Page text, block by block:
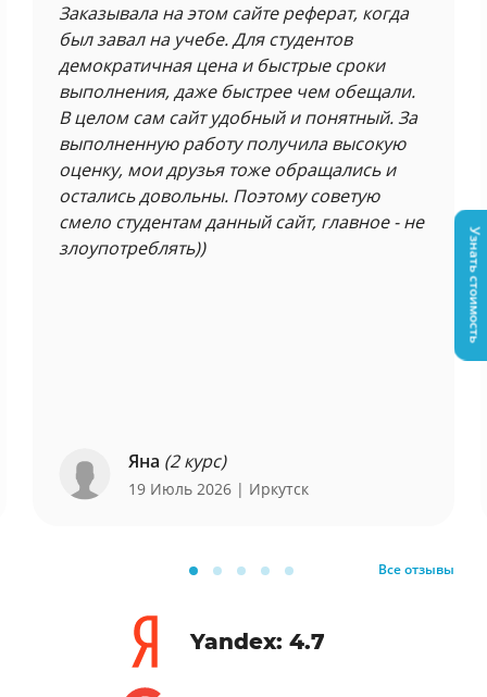
Заказывала на этом сайте реферат, когда
был завал на учебе. Для студентов
демократичная цена и быстрые сроки
выполнения, даже быстрее чем обещали.
В целом сам сайт удобный и понятный. За
выполненную работу получила высокую
оценку, мои друзья тоже обращались и
остались довольны. Поэтому советую
смело студентам данный сайт, главное - не
злоупотреблять))
Яна (2 курс)
19 Июль 2026 | Иркутск
Все отзывы
Yandex: 4.7
Узнать стоимость